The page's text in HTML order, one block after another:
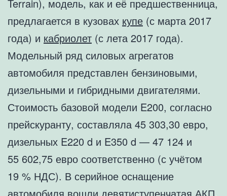
Terrain), модель, как и её предшественница,
предлагается в кузовах купе (с марта 2017
года) и кабриолет (с лета 2017 года).
Модельный ряд силовых агрегатов
автомобиля представлен бензиновыми,
дизельными и гибридными двигателями.
Стоимость базовой модели E200, согласно
прейскуранту, составляла 45 303,30 евро,
дизельных E220 d и E350 d — 47 124 и
55 602,75 евро соответственно (с учётом
19 % НДС). В серийное оснащение
автомобиля вошли девятиступенчатая АКП,